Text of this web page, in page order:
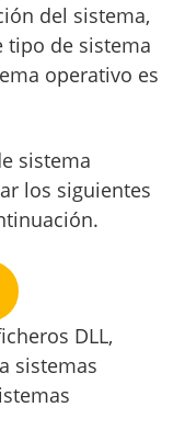
del sistema,
tipo de sistema
operativo es
sistema
los siguientes
DLL,
sistemas